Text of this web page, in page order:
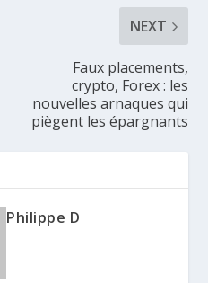
NEXT
Faux placements,
crypto, Forex : les
nouvelles arnaques qui
piègent les épargnants
Philippe D